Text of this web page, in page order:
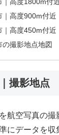
｜高度900m付近
｜高度450m付近
の撮影地点地図
撮影地点
航空写真の撮
にデータを収